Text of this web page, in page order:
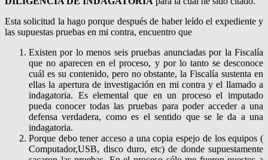
Esta solicitud la hago porque después de haber leído el expediente y
las supuestas pruebas en mi contra, encuentro que
Existen por lo menos seis pruebas anunciadas por la Fiscalía
que no aparecen en el proceso, y por lo tanto se desconoce
cuál es su contenido, pero no obstante, la Fiscalía sustenta en
ellas la apertura de investigación en mi contra y el llamado a
indagatoria. Es elemental que en un proceso el imputado
pueda conocer todas las pruebas para poder acceder a una
defensa verdadera, como es el sentido que se le da a una
indagatoria.
Porque debo tener acceso a una copia espejo de los equipos (
Computador,USB, disco duro, etc) de donde supuestamente